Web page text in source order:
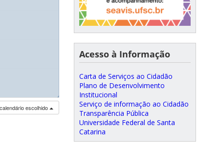
◢
escolhido
Acesso à Informação
Carta de Serviços ao Cidadão
Plano de Desenvolvimento
Institucional
Serviço de informação ao Cidadão
Transparência Pública
Universidade Federal de Santa
Catarina